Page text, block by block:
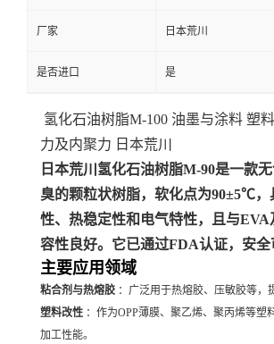
厂家 日本荒川
是否进口 是
氢化石油树脂M-100 油墨与涂料 塑
力及内聚力 日本荒川
日本荒川氢化石油树脂M-90是一款
臭的颗粒状树脂，软化点为90±5℃，
性、热稳定性和电气特性，且与EVA
容性良好。它已通过FDA认证，安全
主要应用领域
粘合剂与热熔胶 ：广泛用于热熔胶、压敏胶等，
塑料改性 ：作为OPP薄膜、聚乙烯、聚丙烯等塑
加工性能。